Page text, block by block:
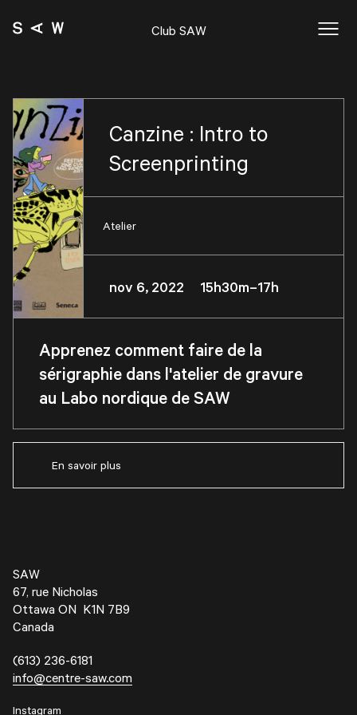
Club SAW
Canzine : Intro to
Screenprinting
Atelier
nov 6, 2022 15h30m–17h
Apprenez comment faire de la
sérigraphie dans l'atelier de gravure
au Labo nordique de SAW
En savoir plus
SAW
67, rue Nicholas
Ottawa ON K1N 7B9
Canada
(613) 236-6181
info@centre-saw.com
Instagram